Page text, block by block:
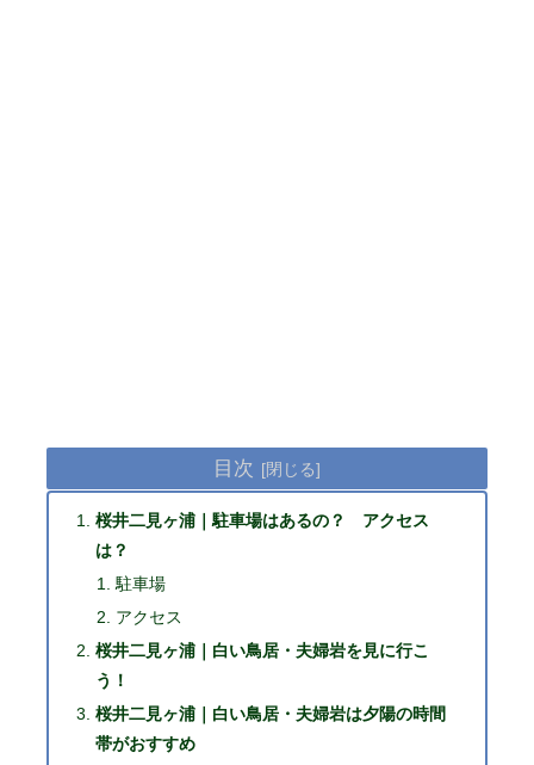
目次
桜井二見ヶ浦｜駐車場はあるの？ アクセス
は？
駐車場
アクセス
桜井二見ヶ浦｜白い鳥居・夫婦岩を見に行こ
う！
桜井二見ヶ浦｜白い鳥居・夫婦岩は夕陽の時間
帯がおすすめ